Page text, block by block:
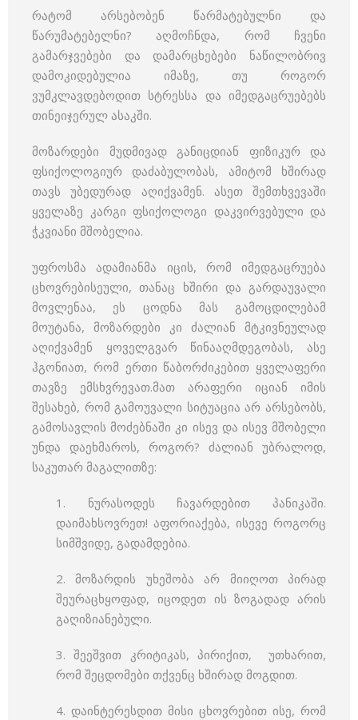
რატომ არსებობენ წარმატებულნი და
წარუმატებელნი? აღმოჩნდა, რომ ჩვენი
გამარჯვებები და დამარცხებები ნაწილობრივ
დამოკიდებულია იმაზე, თუ როგორ
ვუმკლავდებოდით სტრესსა და იმედგაცრუებებს
თინეიჯერულ ასაკში.
მოზარდები მუდმივად განიცდიან ფიზიკურ და
ფსიქოლოგიურ დაძაბულობას, ამიტომ ხშირად
თავს უბედურად აღიქვამენ. ასეთ შემთხვევაში
ყველაზე კარგი ფსიქოლოგი დაკვირვებული და
ჭკვიანი მშობელია.
უფროსმა ადამიანმა იცის, რომ იმედგაცრუება
ცხოვრებისეული, თანაც ხშირი და გარდაუვალი
მოვლენაა, ეს ცოდნა მას გამოცდილებამ
მოუტანა, მოზარდები კი ძალიან მტკივნეულად
აღიქვამენ ყოველგვარ წინააღმდეგობას, ასე
ჰგონიათ, რომ ერთი წაბორძიკებით ყველაფერი
თავზე ემსხვრევათ.მათ არაფერი იციან იმის
შესახებ, რომ გამოუვალი სიტუაცია არ არსებობს,
გამოსავლის მოძებნაში კი ისევ და ისევ მშობელი
უნდა დაეხმაროს, როგორ? ძალიან უბრალოდ,
საკუთარ მაგალითზე:
1. ნურასოდეს ჩავარდებით პანიკაში.
დაიმახსოვრეთ! აფორიაქება, ისევე როგორც
სიმშვიდე, გადამდებია.
2. მოზარდის უხეშობა არ მიიღოთ პირად
შეურაცხყოფად, იცოდეთ ის ზოგადად არის
გაღიზიანებული.
3. შეეშვით კრიტიკას, პირიქით, უთხარით,
რომ შეცდომები თქვენც ხშირად მოგდით.
4. დაინტერესდით მისი ცხოვრებით ისე, რომ